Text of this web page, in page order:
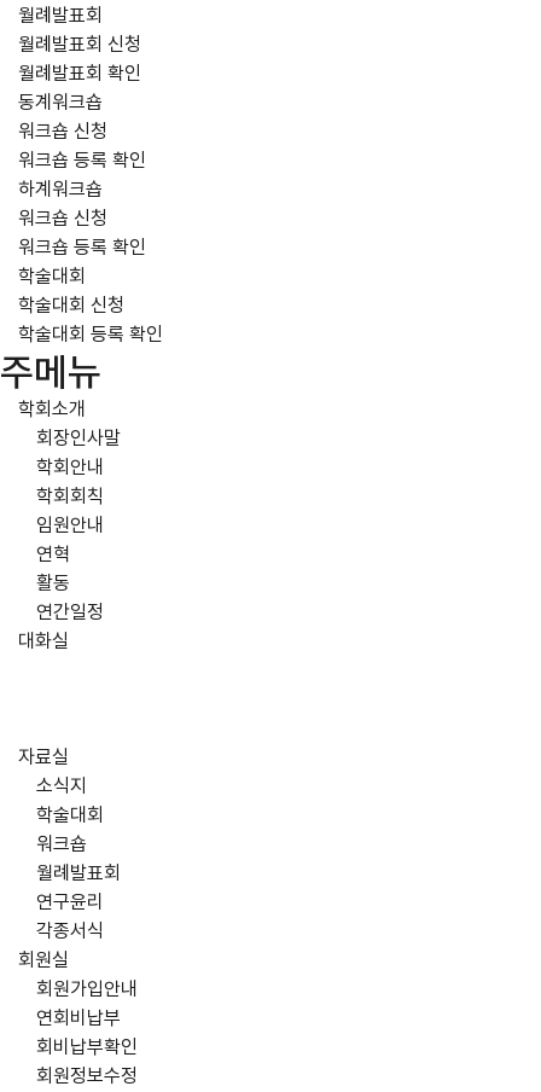
월례발표회
월례발표회 신청
월례발표회 확인
동계워크숍
워크숍 신청
워크숍 등록 확인
하계워크숍
워크숍 신청
워크숍 등록 확인
학술대회
학술대회 신청
학술대회 등록 확인
주메뉴
학회소개
회장인사말
학회안내
학회회칙
임원안내
연혁
활동
연간일정
대화실
자료실
소식지
학술대회
워크숍
월례발표회
연구윤리
각종서식
회원실
회원가입안내
연회비납부
회비납부확인
회원정보수정